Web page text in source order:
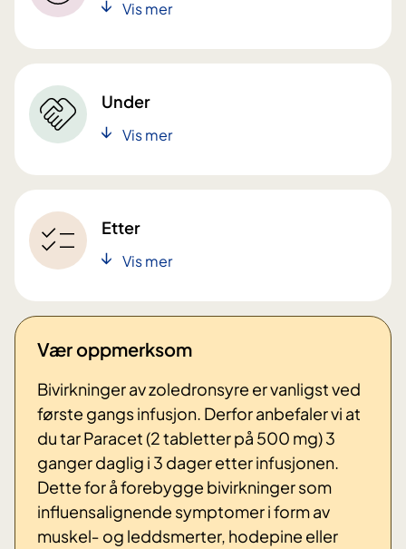
Vis mer
Under
Vis mer
Etter
Vis mer
Vær oppmerksom
Bivirkninger av zoledronsyre er vanligst ved
første gangs infusjon. Derfor anbefaler vi at
du tar Paracet (2 tabletter på 500 mg) 3
ganger daglig i 3 dager etter infusjonen.
Dette for å forebygge bivirkninger som
influensalignende symptomer i form av
muskel‐ og leddsmerter, hodepine eller